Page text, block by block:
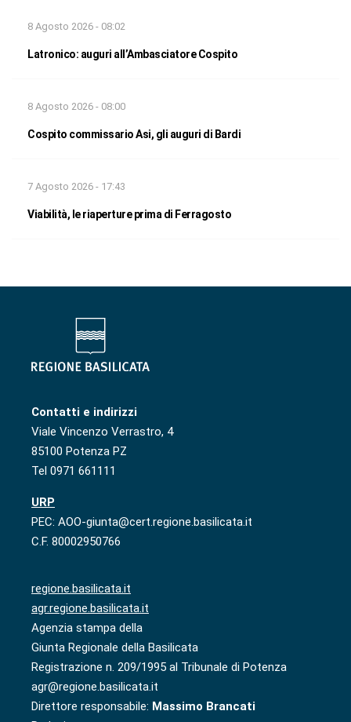
8 Agosto 2026 - 08:02
Latronico: auguri all’Ambasciatore Cospito
8 Agosto 2026 - 08:00
Cospito commissario Asi, gli auguri di Bardi
7 Agosto 2026 - 17:43
Viabilità, le riaperture prima di Ferragosto
Contatti e indirizzi
Viale Vincenzo Verrastro, 4
85100 Potenza PZ
Tel 0971 661111
URP
PEC: AOO-giunta@cert.regione.basilicata.it
C.F. 80002950766
regione.basilicata.it
agr.regione.basilicata.it
Agenzia stampa della
Giunta Regionale della Basilicata
Registrazione n. 209/1995 al Tribunale di Potenza
agr@regione.basilicata.it
Direttore responsabile: Massimo Brancati